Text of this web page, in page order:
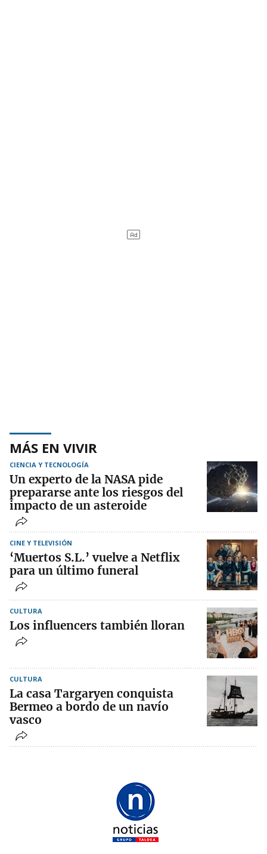
MÁS EN VIVIR
CIENCIA Y TECNOLOGÍA
Un experto de la NASA pide
prepararse ante los riesgos del
impacto de un asteroide
CINE Y TELEVISIÓN
‘Muertos S.L.’ vuelve a Netflix
para un último funeral
CULTURA
Los influencers también lloran
CULTURA
La casa Targaryen conquista
Bermeo a bordo de un navío
vasco